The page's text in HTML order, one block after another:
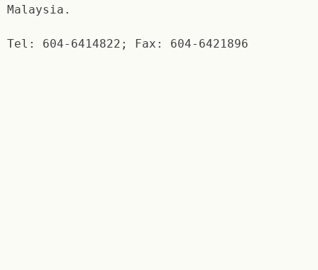
Malaysia.
Tel: 604-6414822; Fax: 604-6421896